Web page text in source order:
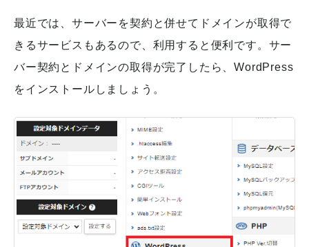
最近では、サーバーを契約と併せてドメインが取得で
きるサービスもあるので、利用すると便利です。サー
バー契約とドメインの取得が完了したら、WordPress
をインストールしましょう。